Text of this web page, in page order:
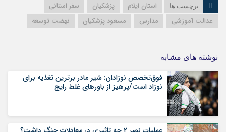
برچسب ها استان ایلام پزشکیان
سفر استانی
عدالت آموزشی
مدارس مسعود پزشکیان نهضت توسعه
نوشته های مشابه
فوق‌تخصص نوزادان: شیر مادر برترین تغذیه برای
نوزاد است/پرهیز از باورهای غلط رایج